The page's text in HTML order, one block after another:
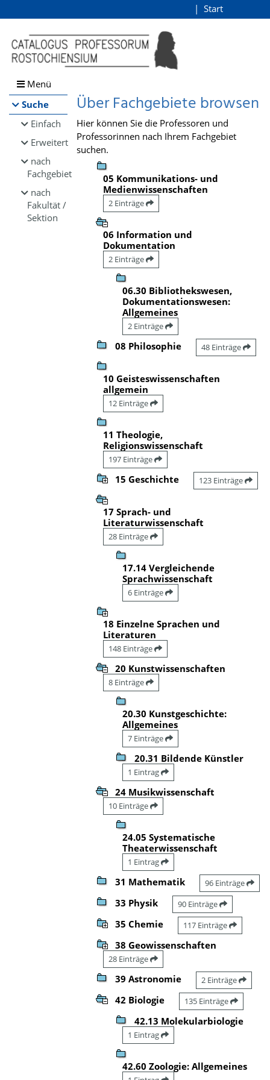
Browsen
direkt zum Inhalt
Start
Menü
Suche
Einfach
Erweitert
nach
Fachgebiet
nach
Fakultät /
Sektion
Über Fachgebiete browsen
Hier können Sie die Professoren und
Professorinnen nach Ihrem Fachgebiet
suchen.
05 Kommunikations- und
Medienwissenschaften
2 Einträge
06 Information und
Dokumentation
2 Einträge
06.30 Bibliothekswesen,
Dokumentationswesen:
Allgemeines
2 Einträge
08 Philosophie 48 Einträge
10 Geisteswissenschaften
allgemein
12 Einträge
11 Theologie,
Religionswissenschaft
197 Einträge
15 Geschichte 123 Einträge
17 Sprach- und
Literaturwissenschaft
28 Einträge
17.14 Vergleichende
Sprachwissenschaft
6 Einträge
18 Einzelne Sprachen und
Literaturen
148 Einträge
20 Kunstwissenschaften
8 Einträge
20.30 Kunstgeschichte:
Allgemeines
7 Einträge
20.31 Bildende Künstler
1 Eintrag
24 Musikwissenschaft
10 Einträge
24.05 Systematische
Theaterwissenschaft
1 Eintrag
31 Mathematik 96 Einträge
33 Physik 90 Einträge
35 Chemie 117 Einträge
38 Geowissenschaften
28 Einträge
39 Astronomie 2 Einträge
42 Biologie 135 Einträge
42.13 Molekularbiologie
1 Eintrag
42.60 Zoologie: Allgemeines